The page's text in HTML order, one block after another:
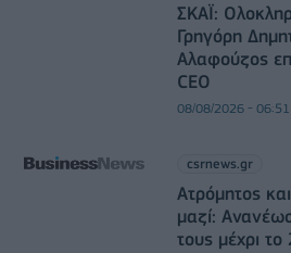
ΣΚΑΪ:
Γρηγόρη
Αλαφούζος
CEO
08/08/2026 - 06:51
csrnews.gr
Ατρόμητος
μαζί:
τους μέχρι